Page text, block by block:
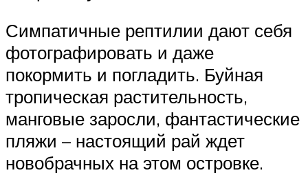
Симпатичные рептилии дают себя
фотографировать и даже
покормить и погладить. Буйная
тропическая растительность,
манговые заросли, фантастические
пляжи – настоящий рай ждет
новобрачных на этом островке.